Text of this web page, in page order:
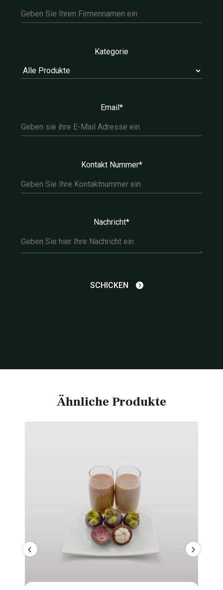
Kategorie
Email*
Kontakt Nummer*
Nachricht*
Ähnliche Produkte